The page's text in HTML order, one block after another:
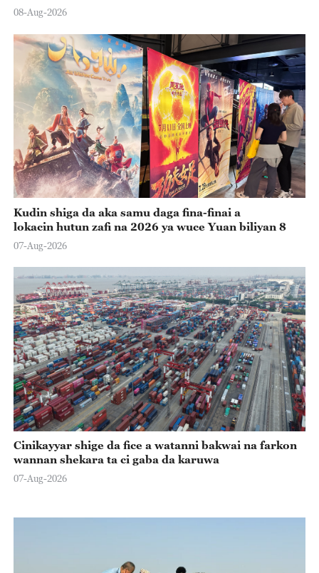
08-Aug-2026
Kudin shiga da aka samu daga fina-finai a
lokacin hutun zafi na 2026 ya wuce Yuan biliyan 8
07-Aug-2026
Cinikayyar shige da fice a watanni bakwai na farkon
wannan shekara ta ci gaba da karuwa
07-Aug-2026